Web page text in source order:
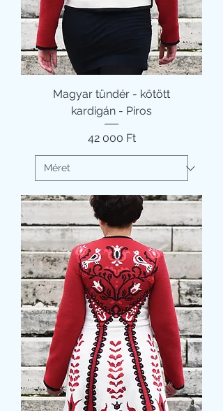
Magyar tündér - kötött
kardigán - Piros
Ár
42 000 Ft